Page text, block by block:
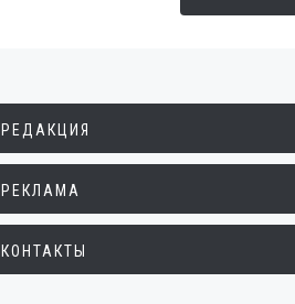
РЕДАКЦИЯ
РЕКЛАМА
КОНТАКТЫ